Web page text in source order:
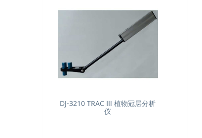
DJ-3210 TRAC Ⅲ 植物冠层分析
仪